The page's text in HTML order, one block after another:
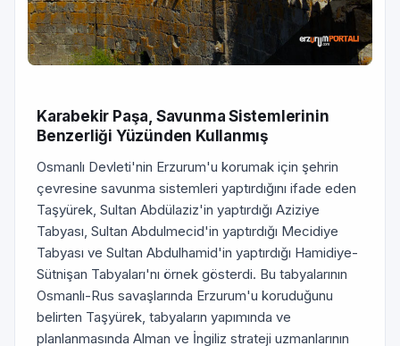
Karabekir Paşa, Savunma Sistemlerinin
Benzerliği Yüzünden Kullanmış
Osmanlı Devleti'nin Erzurum'u korumak için şehrin
çevresine savunma sistemleri yaptırdığını ifade eden
Taşyürek, Sultan Abdülaziz'in yaptırdığı Aziziye
Tabyası, Sultan Abdulmecid'in yaptırdığı Mecidiye
Tabyası ve Sultan Abdulhamid'in yaptırdığı Hamidiye-
Sütnişan Tabyaları'nı örnek gösterdi. Bu tabyalarının
Osmanlı-Rus savaşlarında Erzurum'u koruduğunu
belirten Taşyürek, tabyaların yapımında ve
planlanmasında Alman ve İngiliz strateji uzmanlarının